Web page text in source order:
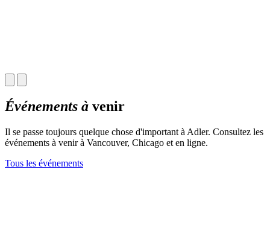
Événements à venir
Il se passe toujours quelque chose d'important à Adler. Consultez les
événements à venir à Vancouver, Chicago et en ligne.
Tous les événements